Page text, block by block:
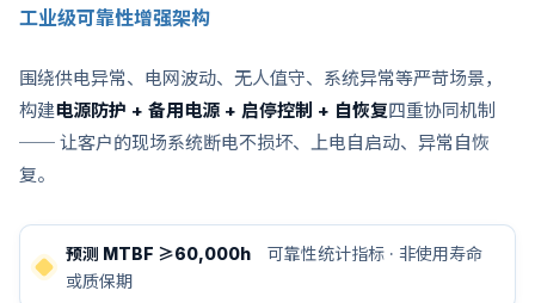
工业级可靠性增强架构
围绕供电异常、电网波动、无人值守、系统异常等严苛场景，
构建电源防护 + 备用电源 + 启停控制 + 自恢复四重协同机制
── 让客户的现场系统断电不损坏、上电自启动、异常自恢
复。
预测 MTBF ≥60,000h 可靠性统计指标 · 非使用寿命
或质保期